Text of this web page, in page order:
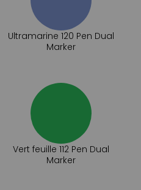
Ultramarine 120 Pen Dual
Marker
Vert feuille 112 Pen Dual
Marker